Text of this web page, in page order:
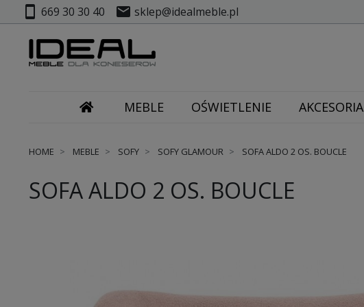
smartphone 669 30 30 40 mail sklep@idealmeble.pl
MEBLE OŚWIETLENIE AKCESORIA
HOME MEBLE SOFY SOFY GLAMOUR SOFA ALDO 2 OS. BOUCLE
SOFA ALDO 2 OS. BOUCLE